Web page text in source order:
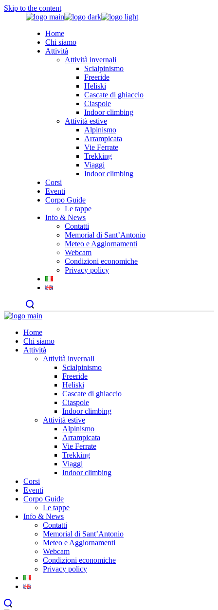
Skip to the content
Home
Chi siamo
Attività
Attività invernali
Scialpinismo
Freeride
Heliski
Cascate di ghiaccio
Ciaspole
Indoor climbing
Attività estive
Alpinismo
Arrampicata
Vie Ferrate
Trekking
Viaggi
Indoor climbing
Corsi
Eventi
Corpo Guide
Le tappe
Info & News
Contatti
Memorial di Sant’Antonio
Meteo e Aggiornamenti
Webcam
Condizioni economiche
Privacy policy
Home
Chi siamo
Attività
Attività invernali
Scialpinismo
Freeride
Heliski
Cascate di ghiaccio
Ciaspole
Indoor climbing
Attività estive
Alpinismo
Arrampicata
Vie Ferrate
Trekking
Viaggi
Indoor climbing
Corsi
Eventi
Corpo Guide
Le tappe
Info & News
Contatti
Memorial di Sant’Antonio
Meteo e Aggiornamenti
Webcam
Condizioni economiche
Privacy policy